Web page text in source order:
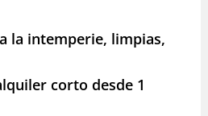
la intemperie, limpias,
corto desde 1